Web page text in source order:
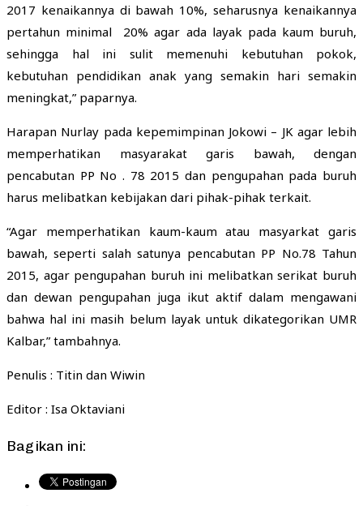
2017 kenaikannya di bawah 10%, seharusnya kenaikannya
pertahun minimal 20% agar ada layak pada kaum buruh,
sehingga hal ini sulit memenuhi kebutuhan pokok,
kebutuhan pendidikan anak yang semakin hari semakin
meningkat,” paparnya.
Harapan Nurlay pada kepemimpinan Jokowi – JK agar lebih
memperhatikan masyarakat garis bawah, dengan
pencabutan PP No . 78 2015 dan pengupahan pada buruh
harus melibatkan kebijakan dari pihak-pihak terkait.
“Agar memperhatikan kaum-kaum atau masyarkat garis
bawah, seperti salah satunya pencabutan PP No.78 Tahun
2015, agar pengupahan buruh ini melibatkan serikat buruh
dan dewan pengupahan juga ikut aktif dalam mengawani
bahwa hal ini masih belum layak untuk dikategorikan UMR
Kalbar,” tambahnya.
Penulis : Titin dan Wiwin
Editor : Isa Oktaviani
Bagikan ini: